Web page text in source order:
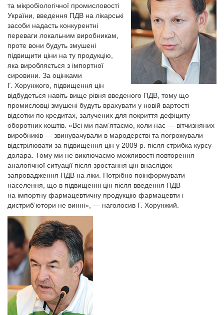
та мікро­біологічної промисловості
Украї­ни, введення ПДВ на лікарські
засоби надасть конкурентні
переваги локальним виробникам,
проте вони будуть змушені
підвищити ціни на ту продукцію,
яка виробляється з імпортної
сировини. За оцінками
Г. Хорунжого, підвищення цін
відбудеться навіть вище рівня введеного ПДВ, тому що
промисловці змушені будуть врахувати у новій вартості
відсотки по кредитах, залучених для покриття дефіциту
оборотних коштів. «Всі ми пам’ятаємо, коли нас — вітчизняних
виробників — звинувачували в мародерстві та погрожували
відстрілювати за підвищення цін у 2009 р. після стрибка курсу
долара. Тому ми не виключаємо можливості повторення
аналогічної ситуації після зростання цін внаслідок
запровадження ПДВ на ліки. Потрібно поінформувати
населення, що в підвищенні цін після введення ПДВ
на імпортну фармацевтичну продукцію фармацевти і
дистриб’ютори не винні», — наголосив Г. Хорунжий.